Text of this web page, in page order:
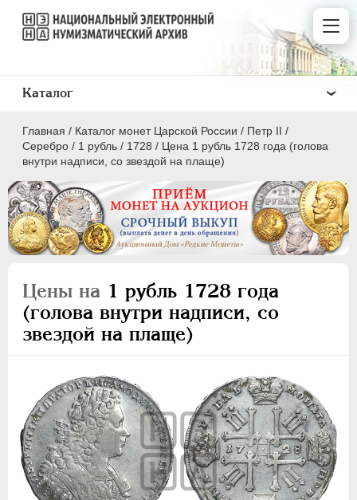
Главная / Каталог монет Царской России / Петр II /
Серебро / 1 рубль / 1728 / Цена 1 рубль 1728 года (голова
внутри надписи, со звездой на плаще)
Цены на 1 рубль 1728 года
(голова внутри надписи, со
звездой на плаще)
Каталог
ПEТР I 1699 - 1725
ЕКАТЕРИНА I 1725-1727
Золото
Серебро
Полтина
Медь
Пробные
Монетовидные жетоны
АННА ИОАННОВНА 1730-1740